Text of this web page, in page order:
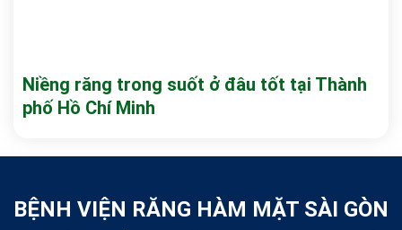
Niềng răng trong suốt ở đâu tốt tại Thành
phố Hồ Chí Minh
BỆNH VIỆN RĂNG HÀM MẶT SÀI GÒN